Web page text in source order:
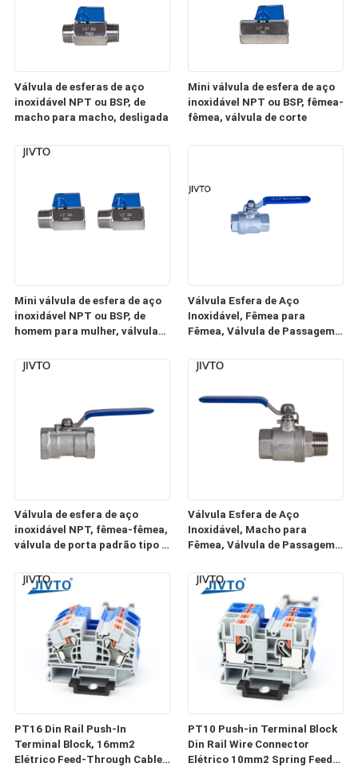
Válvula de esferas de aço
inoxidável NPT ou BSP, de
macho para macho, desligada
Mini válvula de esfera de aço
inoxidável NPT ou BSP, fêmea-
fêmea, válvula de corte
Mini válvula de esfera de aço
inoxidável NPT ou BSP, de
homem para mulher, válvula
Válvula Esfera de Aço
Inoxidável, Fêmea para
Fêmea, Válvula de Passagem
Válvula de esfera de aço
inoxidável NPT, fêmea-fêmea,
válvula de porta padrão tipo 1
Válvula Esfera de Aço
Inoxidável, Macho para
Fêmea, Válvula de Passagem
PT16 Din Rail Push-In
Terminal Block, 16mm2
Elétrico Feed-Through Cable
PT10 Push-in Terminal Block
Din Rail Wire Connector
Elétrico 10mm2 Spring Feed-